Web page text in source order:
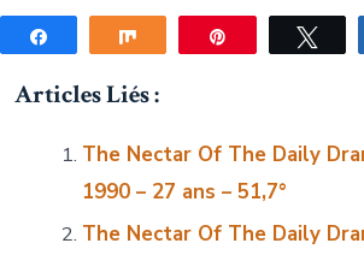
Partagez Partagez
Articles Liés :
The Nectar Of The Daily
1990 – 27 ans – 51,7°
The Nectar Of The Daily